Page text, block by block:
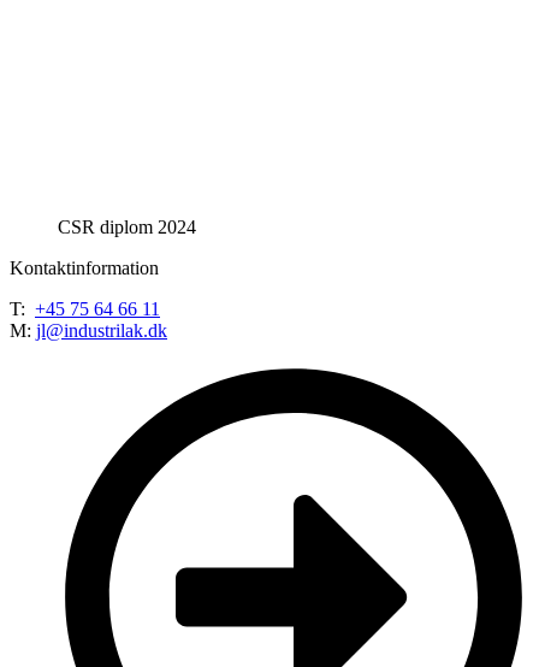
CSR diplom 2024
Kontaktinformation
T: +45 75 64 66 11
M: jl@industrilak.dk